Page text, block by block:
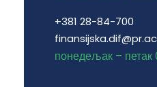
+381 28-84-700
понедељак –